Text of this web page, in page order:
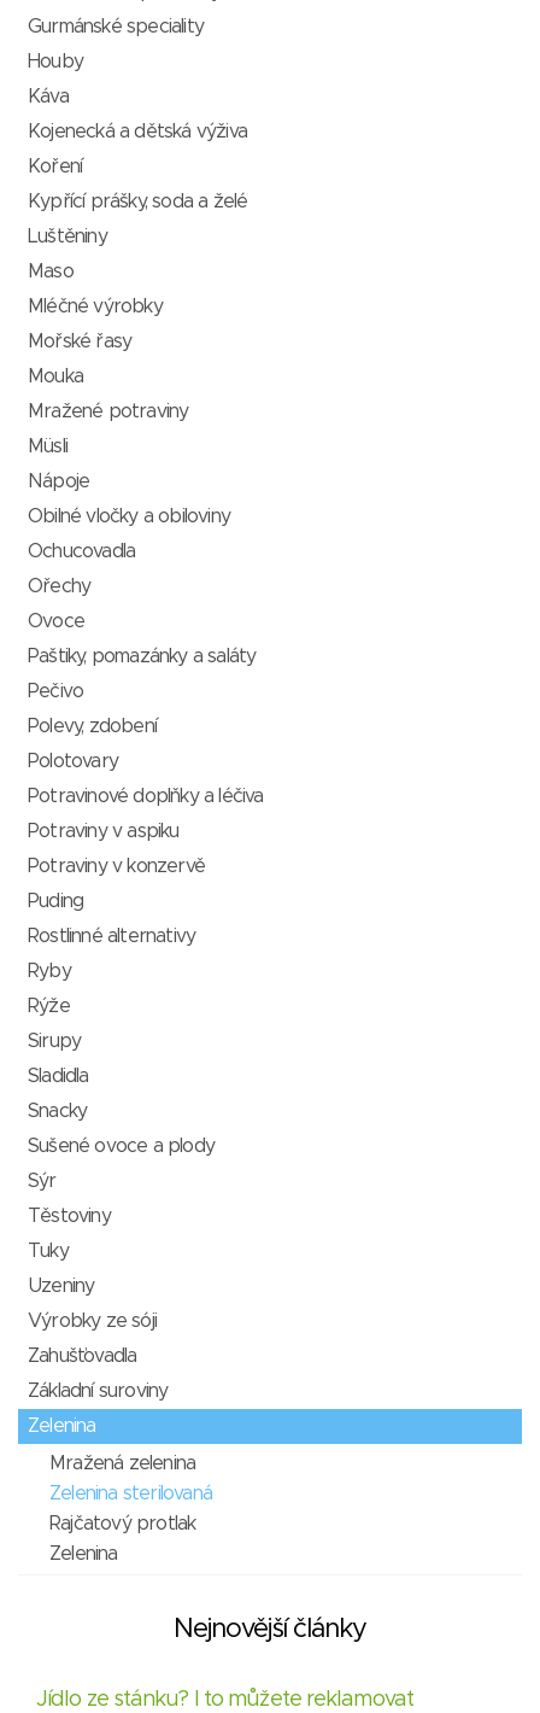
Gurmánské speciality
Houby
Káva
Kojenecká a dětská výživa
Koření
Kypřící prášky, soda a želé
Luštěniny
Maso
Mléčné výrobky
Mořské řasy
Mouka
Mražené potraviny
Müsli
Nápoje
Obilné vločky a obiloviny
Ochucovadla
Ořechy
Ovoce
Paštiky, pomazánky a saláty
Pečivo
Polevy, zdobení
Polotovary
Potravinové doplňky a léčiva
Potraviny v aspiku
Potraviny v konzervě
Puding
Rostlinné alternativy
Ryby
Rýže
Sirupy
Sladidla
Snacky
Sušené ovoce a plody
Sýr
Těstoviny
Tuky
Uzeniny
Výrobky ze sóji
Zahušťovadla
Základní suroviny
Zelenina
Mražená zelenina
Zelenina sterilovaná
Rajčatový protlak
Zelenina
Nejnovější články
Jídlo ze stánku? I to můžete reklamovat